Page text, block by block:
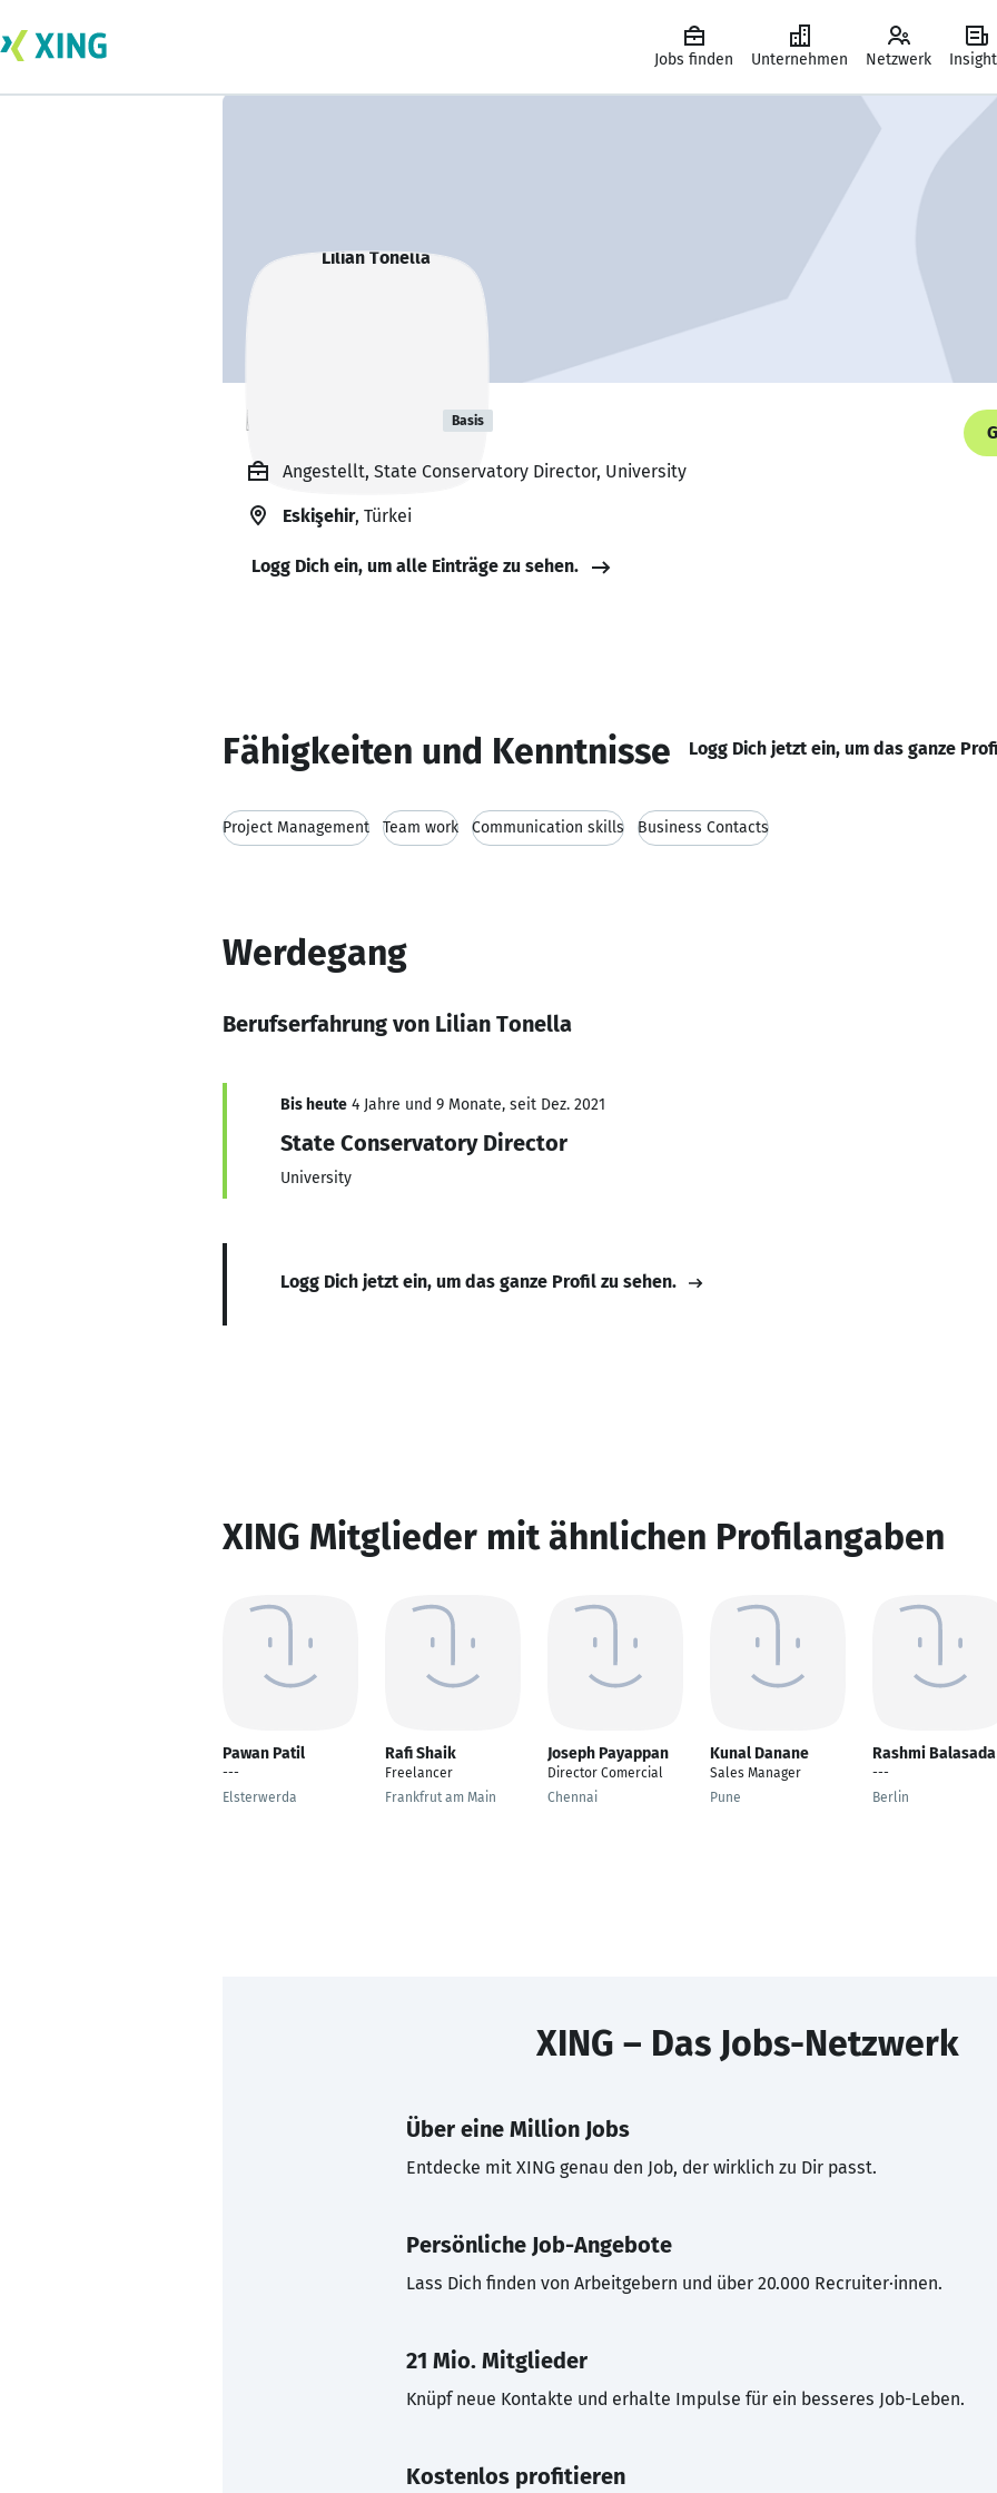
Jobs finden Unternehmen Netzwerk
Lilian Tonella Basis
Angestellt, State Conservatory Director, University
Eskişehir, Türkei
Logg Dich ein, um alle Einträge zu sehen.
Fähigkeiten und Kenntnisse Logg Dich jetzt ein, um das ganze
Project Management Team work Communication skills Business Contacts
Werdegang
Berufserfahrung von Lilian Tonella
Bis heute 4 Jahre und 9 Monate, seit Dez. 2021
State Conservatory Director
University
Logg Dich jetzt ein, um das ganze Profil zu sehen.
XING Mitglieder mit ähnlichen Profilangaben
Pawan Patil
---
Elsterwerda
Rafi Shaik
Freelancer
Frankfrut am Main
Joseph Payappan
Director Comercial
Chennai
Kunal Danane
Sales Manager
Pune
Rashmi Balasada
---
Berlin
XING – Das Jobs-Netzwerk
Über eine Million Jobs
Entdecke mit XING genau den Job, der wirklich zu Dir passt.
Persönliche Job-Angebote
Lass Dich finden von Arbeitgebern und über 20.000 Recruiter·innen.
21 Mio. Mitglieder
Knüpf neue Kontakte und erhalte Impulse für ein besseres Job-Leben.
Kostenlos profitieren